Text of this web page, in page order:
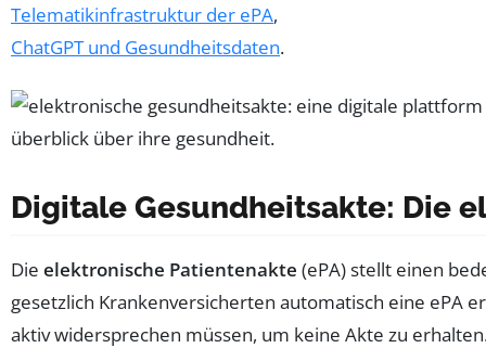
Telematikinfrastruktur der ePA,
ChatGPT und Gesundheitsdaten.
Digitale Gesundheitsakte: Die
Die elektronische Patientenakte (ePA) stellt einen
gesetzlich Krankenversicherten automatisch eine ePA
aktiv widersprechen müssen, um keine Akte zu